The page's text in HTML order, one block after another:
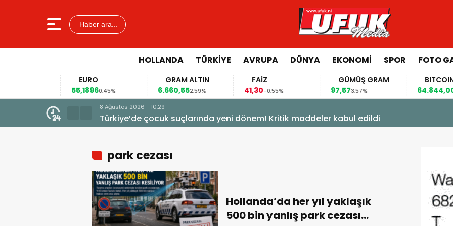
Haber ara...
HOLLANDA TÜRKIYE AVRUPA DÜNYA EKONOMI SPOR FOTO
EURO
55,18960,45%
GRAM ALTIN
6.660,552,59%
FAİZ
41,30-0,55%
GÜMÜŞ GRAM
97,573,57%
BITCOIN
64.844,00
8 Ağustos 2026 - 10:29
Türkiye’de çocuk suçlarında yeni dönem! Kritik maddeler kabul edildi
park cezası
Hollanda’da her yıl yaklaşık
500 bin yanlış park cezası